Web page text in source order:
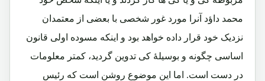
محمد داؤد آنرا مورد غور شخصی با بعضی از معتمدان
نزدیک خود قرار داده خواهد بود و اینکه مسوده اولی قانون
اساسی چگونه و بوسیلۀ کی تدوین گردید، کمتر معلومات
در دست است. اما این موضوع روشن است که رئیس